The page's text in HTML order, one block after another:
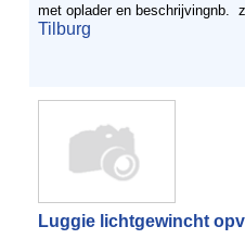
met oplader en beschrijvingnb.
van oudere man (70) dat ...
Tilburg
Luggie lichtgewincht